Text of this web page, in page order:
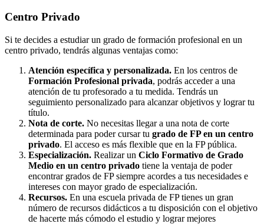
Centro Privado
Si te decides a estudiar un grado de formación profesional en un
centro privado, tendrás algunas ventajas como:
Atención específica y personalizada. En los centros de
Formación Profesional privada, podrás acceder a una
atención de tu profesorado a tu medida. Tendrás un
seguimiento personalizado para alcanzar objetivos y lograr tu
título.
Nota de corte. No necesitas llegar a una nota de corte
determinada para poder cursar tu grado de FP en un centro
privado. El acceso es más flexible que en la FP pública.
Especialización. Realizar un Ciclo Formativo de Grado
Medio en un centro privado tiene la ventaja de poder
encontrar grados de FP siempre acordes a tus necesidades e
intereses con mayor grado de especialización.
Recursos. En una escuela privada de FP tienes un gran
número de recursos didácticos a tu disposición con el objetivo
de hacerte más cómodo el estudio y lograr mejores